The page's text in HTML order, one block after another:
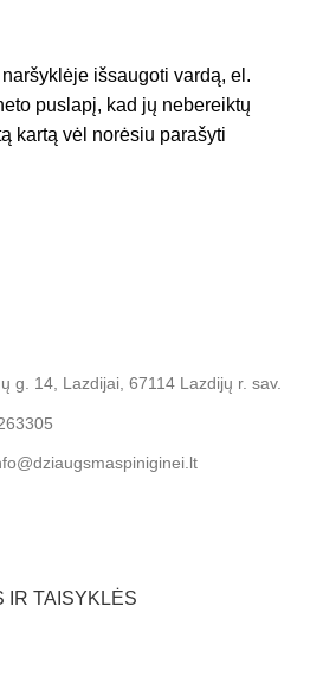
išsaugoti vardą, el.
puslapį, kad jų nebereiktų
kartą vėl norėsiu parašyti
g. 14, Lazdijai, 67114 Lazdijų r. sav.
IR TAISYKLĖS